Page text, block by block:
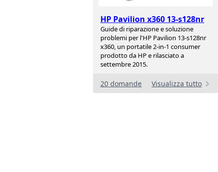
HP Pavilion x360 13-s128nr
Guide di riparazione e soluzione
problemi per l'HP Pavilion 13-s128nr
x360, un portatile 2-in-1 consumer
prodotto da HP e rilasciato a
settembre 2015.
20 domande Visualizza tutto